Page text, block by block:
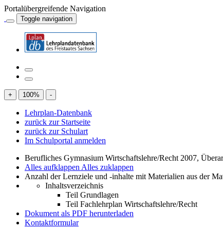
Portalübergreifende Navigation
Toggle navigation
+ 100% -
Lehrplan-Datenbank
zurück zur Startseite
zurück zur Schulart
Im Schulportal anmelden
Berufliches Gymnasium Wirtschaftslehre/Recht 2007,
Alles aufklappen Alles zuklappen
Anzahl der Lernziele und -inhalte mit Materialien aus der
Inhaltsverzeichnis
Teil Grundlagen
Teil Fachlehrplan Wirtschaftslehre/Recht
Dokument als PDF herunterladen
Kontaktformular